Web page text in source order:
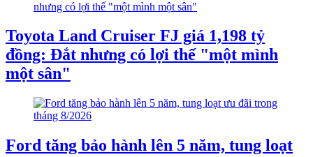
Toyota Land Cruiser FJ giá 1,198 tỷ
đồng: Đắt nhưng có lợi thế "một mình
một sân"
Ford tăng bảo hành lên 5 năm, tung loạt